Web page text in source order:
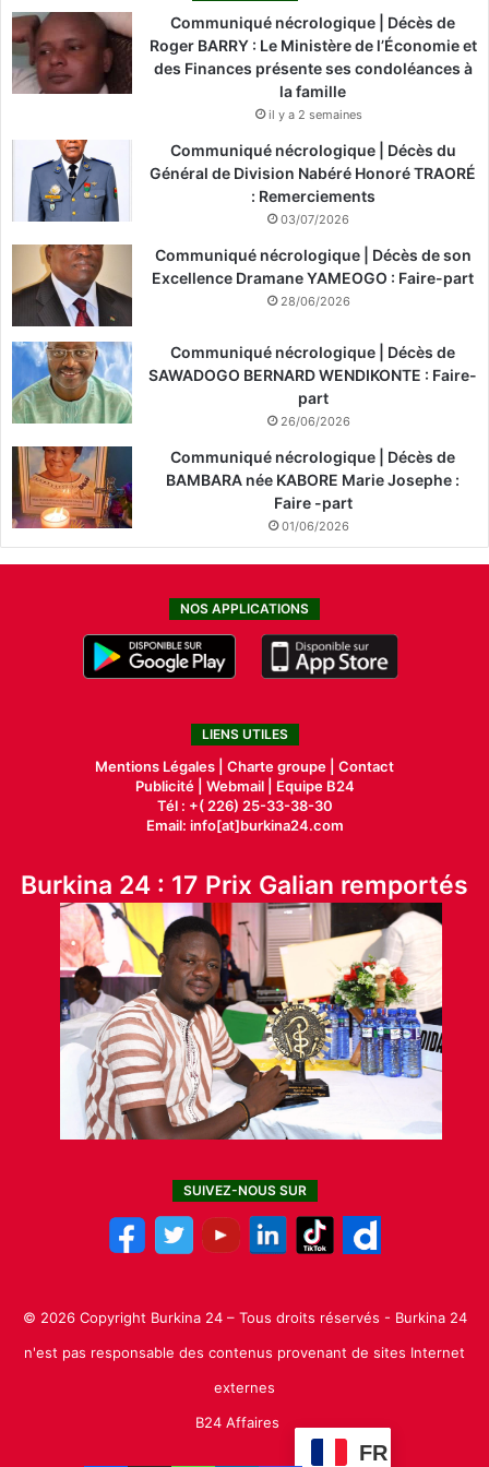
Communiqué nécrologique | Décès de
Roger BARRY : Le Ministère de l’Économie et
des Finances présente ses condoléances à
la famille
il y a 2 semaines
Communiqué nécrologique | Décès du
Général de Division Nabéré Honoré TRAORÉ
: Remerciements
03/07/2026
Communiqué nécrologique | Décès de son
Excellence Dramane YAMEOGO : Faire-part
28/06/2026
Communiqué nécrologique | Décès de
SAWADOGO BERNARD WENDIKONTE : Faire-
part
26/06/2026
Communiqué nécrologique | Décès de
BAMBARA née KABORE Marie Josephe :
Faire -part
01/06/2026
NOS APPLICATIONS
LIENS UTILES
Mentions Légales | Charte groupe | Contact
Publicité| Webmail |
Equipe B24
Tél : +( 226) 25-33-38-30
Email: info[at]burkina24.com
Burkina 24 : 17 Prix Galian remportés
SUIVEZ-NOUS SUR
© 2026 Copyright Burkina 24 – Tous droits réservés - Burkina 24
n'est pas responsable des contenus provenant de sites Internet
externes
B24 Affaires
FR